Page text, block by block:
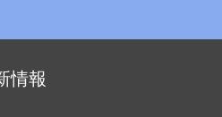
情報